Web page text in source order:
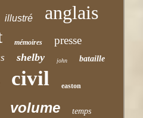
illustré anglais
mémoires presse
shelby john bataille
civil easton
volume temps